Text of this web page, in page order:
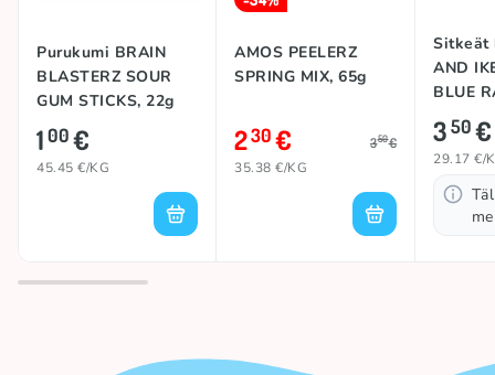
Purukumi BRAIN
BLASTERZ SOUR
GUM STICKS, 22g
100€
45.45 €/KG
AMOS PEELERZ
SPRING MIX, 65g
230€ 350€
35.38 €/KG
Sitkeät
AND
BLUE
120g
350€
29.17 €/